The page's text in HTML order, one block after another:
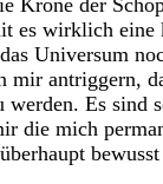
Krone der
es wirklich eine
Universum
mir antriggern,
werden. Es sind
die mich